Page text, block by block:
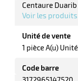
Centaure Duarib
Voir les
Unité de vente
1 pièce A(u) Unité
Code barre